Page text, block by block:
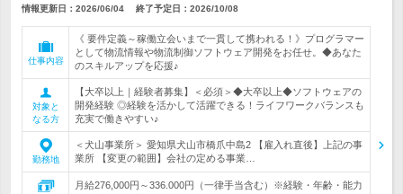
情報更新日：2026/06/04 終了予定日： 2026/10/08
仕事内容
《 要件定義～稼働立会いまで一貫して携われる！》プログラマー
として物流情報や物流制御ソフトウェア開発をお任せ。◆あなた
のスキルアップを応援♪
対象と
なる方
【大卒以上｜経験者募集】＜必須＞◆大卒以上◆ソフトウェアの
開発経験 ◎経験を活かして活躍できる！ライフワークバランスも
充実で働きやすい♪
勤務地
＜犬山事業所＞ 愛知県犬山市橋爪中島2 【雇入れ直後】上記の事
業所 【変更の範囲】会社の定める事業…
月給276,000円～336.000円（一律手当含む）※経験・年齢・能力